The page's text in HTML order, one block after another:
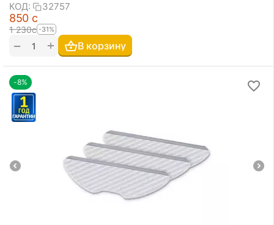
КОД: 32757
‍850‍ с
1 230с -31%
+
− В корзину
-8%